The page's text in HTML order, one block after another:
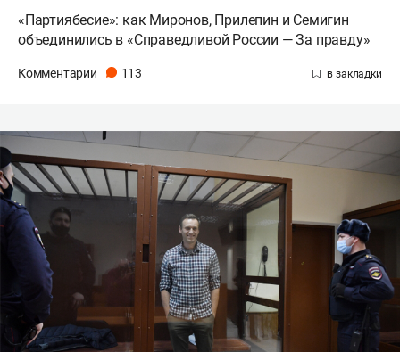
«Партиябесие»: как Миронов, Прилепин и Семигин
объединились в «Справедливой России — За правду»
Комментарии 113